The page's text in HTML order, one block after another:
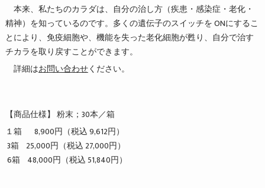
本来、私たちのカラダは、自分の治し方（疾患・感染症・老化・
精神）を知っているのです。多くの遺伝子のスイッチを ONにするこ
とにより、免疫細胞や、機能を失った老化細胞が甦り、自分で治す
チカラを取り戻すことができます。
詳細はお問い合わせください。
【商品仕様】 粉末；30本／箱
１箱 8,900円（税込 9,612円）
3箱 25,000円（税込 27,000円）
6箱 48,000円（税込 51,840円）